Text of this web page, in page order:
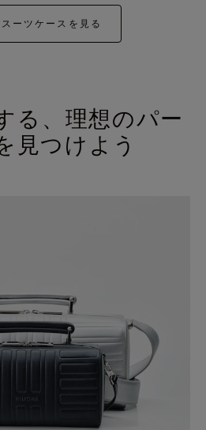
ーツケースを見る
る、理想のパー
見つけよう